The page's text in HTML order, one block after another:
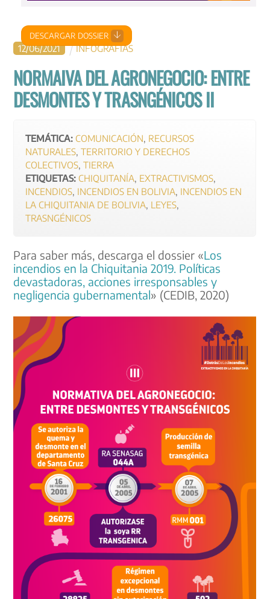
12/06/2021 INFOGRAFÍAS
NORMAIVA DEL AGRONEGOCIO: ENTRE
DESMONTES Y TRASNGÉNICOS II
TEMÁTICA: COMUNICACIÓN, RECURSOS
NATURALES,TERRITORIO Y DERECHOS
COLECTIVOS,TIERRA
ETIQUETAS: CHIQUITANÍA, EXTRACTIVISMOS,
INCENDIOS, INCENDIOS EN BOLIVIA, INCENDIOS EN
LA CHIQUITANIA DE BOLIVIA, LEYES,
TRASNGÉNICOS
Para saber más, descarga el dossier «Los
incendios en la Chiquitania 2019. Políticas
devastadoras, acciones irresponsables y
negligencia gubernamental» (CEDIB, 2020)
DESCARGAR DOSSIER